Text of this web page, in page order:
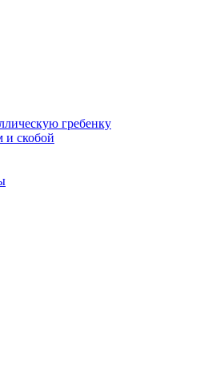
гребенку
и скобой